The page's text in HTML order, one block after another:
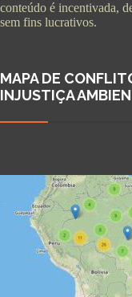
conteúdo é incentivada,
sem fins lucrativos.
MAPA DE
INJUSTIÇA